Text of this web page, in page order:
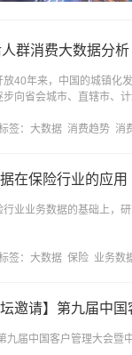
群消费大数据分析
放40年来，中国的城镇化
步向省会城市、直辖市、
签： 大数据 消费趋势 消
在保险行业的应用
行业业务数据的基础上，
签： 大数据 保险 业务数
坛邀请】第九届中
九届中国客户管理大会暨